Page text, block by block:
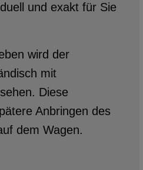
und exakt für Sie
wird der
mit
Diese
Anbringen des
dem Wagen.